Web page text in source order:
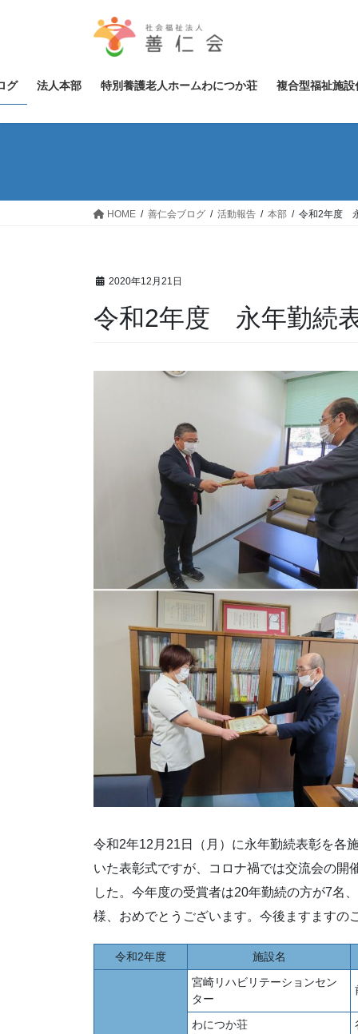
ツ
へ
ス
シ
ョ
ン
グ 法人本部 特別養護老人ホームわにつか荘 複合型福祉施設
HOME 善仁会ブログ 活動報告 本部 令和2年度
2020年12月21日
令和2年度 永年勤続
令和2年12月21日（月）に永年勤続表彰を各
いた表彰式ですが、コロナ禍では交流会の開
した。今年度の受賞者は20年勤続の方が7名
様、おめでとうございます。今後ますますの
令和2年度 施設名
宮崎リハビリテーションセン
ター
わにつか荘